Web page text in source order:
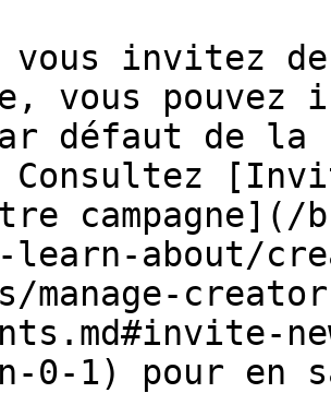
vous invitez
vous
défaut de la
Consultez
about/
manage-
0-1) pour en